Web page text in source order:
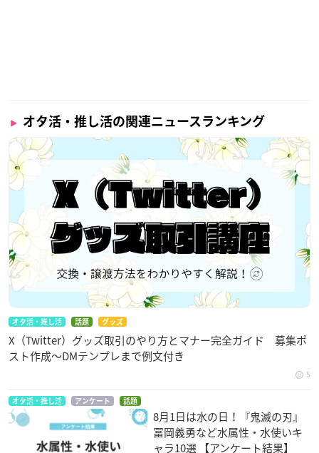
オタ活・推し活の関連ニュースランキング
オタ活・推し活 話題 グッズ
X（Twitter）グッズ取引のやり方とマナー完全ガイド 募集ポ
スト作成〜DMテンプレまで例文付き
5
オタ活・推し活 アンケート 話題
8月1日は水の日！『鬼滅の刃』
冨岡義勇など水属性・水使いキ
ャラ10選 【アンケート結果】